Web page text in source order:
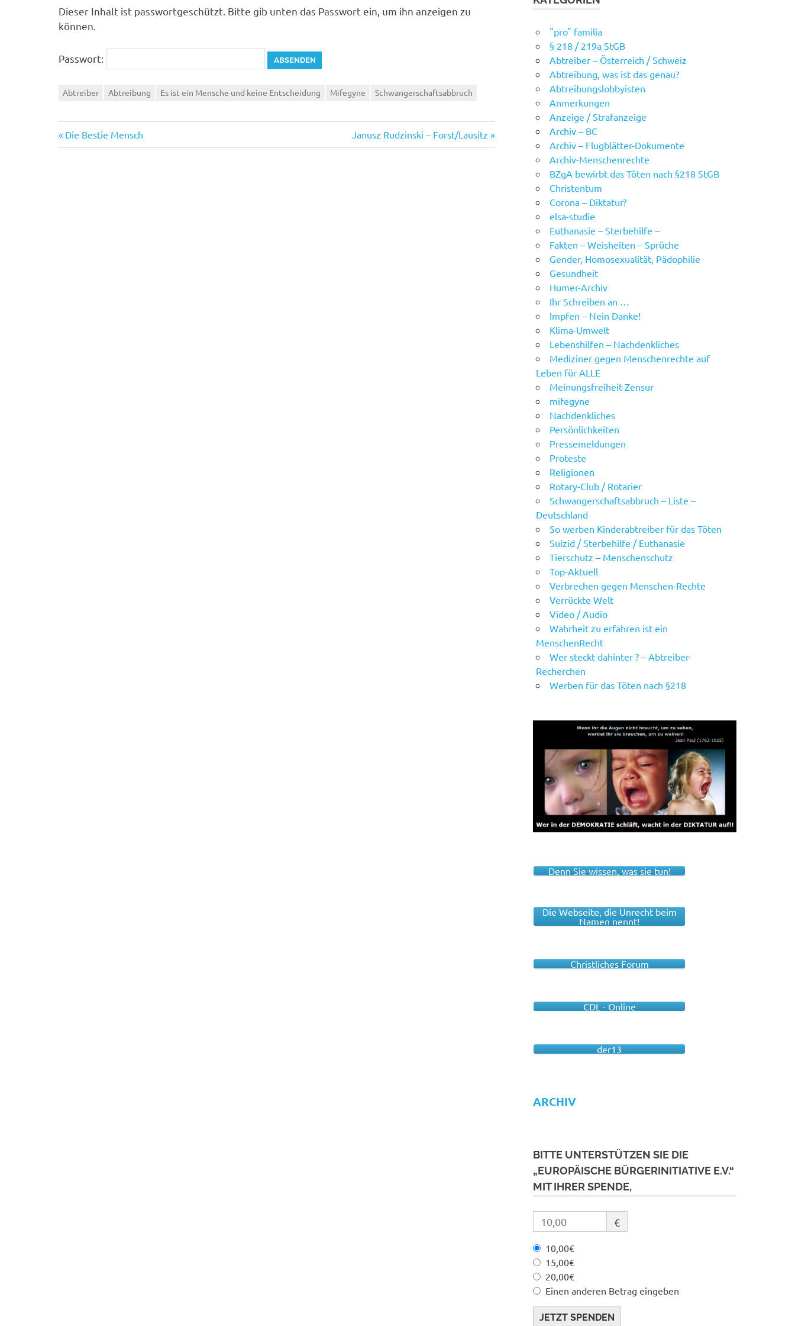
Dieser Inhalt ist passwortgeschützt. Bitte gib unten das Passwort ein, um ihn anzeigen zu
können.
Passwort:
Abtreiber Abtreibung Es ist ein Mensche und keine Entscheidung Mifegyne Schwangerschaftsabbruch
Beitragsnavigation
Vorheriger
Beitrag:
Die Bestie Mensch
Nächster
Beitrag:
Janusz Rudzinski – Forst/Lausitz
"pro" familia
§ 218 / 219a StGB
Abtreiber – Österreich / Schweiz
Abtreibung, was ist das genau?
Abtreibungslobbyisten
Anmerkungen
Anzeige / Strafanzeige
Archiv – BC
Archiv – Flugblätter-Dokumente
Archiv-Menschenrechte
BZgA bewirbt das Töten nach §218 StGB
Christentum
Corona – Diktatur?
elsa-studie
Euthanasie – Sterbehilfe –
Fakten – Weisheiten – Sprüche
Gender, Homosexualität, Pädophilie
Gesundheit
Humer-Archiv
Ihr Schreiben an …
Impfen – Nein Danke!
Klima-Umwelt
Lebenshilfen – Nachdenkliches
Mediziner gegen Menschenrechte auf
Leben für ALLE
Meinungsfreiheit-Zensur
mifegyne
Nachdenkliches
Persönlichkeiten
Pressemeldungen
Proteste
Religionen
Rotary-Club / Rotarier
Schwangerschaftsabbruch – Liste –
Deutschland
So werben Kinderabtreiber für das Töten
Suizid / Sterbehilfe / Euthanasie
Tierschutz – Menschenschutz
Top-Aktuell
Verbrechen gegen Menschen-Rechte
Verrückte Welt
Video / Audio
Wahrheit zu erfahren ist ein
MenschenRecht
Wer steckt dahinter ? – Abtreiber-
Recherchen
Werben für das Töten nach §218
Denn Sie wissen, was sie tun!
Die Webseite, die Unrecht beim
Namen nennt!
Christliches Forum
CDL - Online
der13
ARCHIV
BITTE UNTERSTÜTZEN SIE DIE
„EUROPÄISCHE BÜRGERINITIATIVE E.V.“
MIT IHRER SPENDE,
€
10,00€
15,00€
20,00€
Einen anderen Betrag eingeben
JETZT SPENDEN